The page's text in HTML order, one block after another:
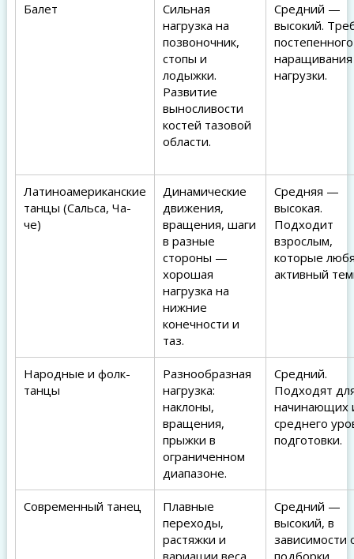
Балет
Сильная
нагрузка на
позвоночник,
стопы и
лодыжки.
Развитие
выносливости
костей тазовой
области.
Средний —
высокий.
постепенного
наращивания
нагрузки.
Латиноамериканские
танцы (Сальса, Ча-
че)
Динамические
движения,
вращения, шаги
в разные
стороны —
хорошая
нагрузка на
нижние
конечности и
таз.
Средняя —
высокая.
Подходит
взрослым,
которые
активный
Народные и фолк-
танцы
Разнообразная
нагрузка:
наклоны,
вращения,
прыжки в
ограниченном
диапазоне.
Средний.
Подходят
начинающих
среднего
подготовки.
Современный танец
Плавные
переходы,
растяжки и
вариации веса
Средний —
высокий, в
зависимости
подборки